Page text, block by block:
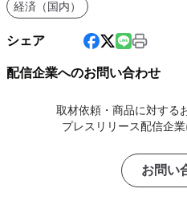
経済（国内）
シェア
配信企業へのお問い合わせ
取材依頼・商品に対する
プレスリリース配信企業
お問い